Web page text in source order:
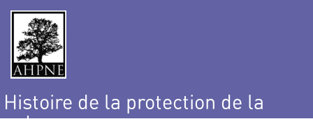
Histoire de la protection de la